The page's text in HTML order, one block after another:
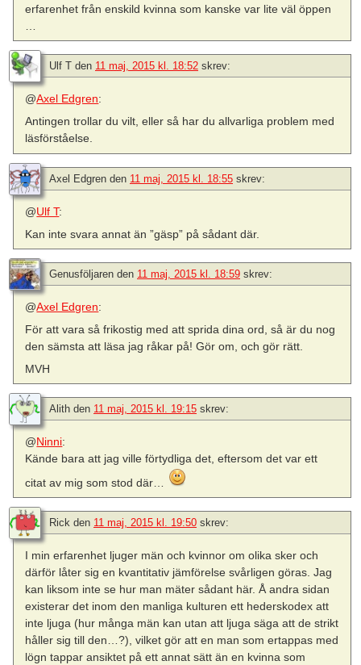
erfarenhet från enskild kvinna som kanske var lite väl öppen
Ulf T den 11 maj, 2015 kl. 18:52 skrev:
@Axel Edgren:
Antingen trollar du vilt, eller så har du allvarliga problem med
läsförståelse.
Axel Edgren den 11 maj, 2015 kl. 18:55 skrev:
@Ulf T:
Kan inte svara annat än ”gäsp” på sådant där.
Genusföljaren den 11 maj, 2015 kl. 18:59 skrev:
@Axel Edgren:
För att vara så frikostig med att sprida dina ord, så är du nog
den sämsta att läsa jag råkar på! Gör om, och gör rätt.
MVH
Alith den 11 maj, 2015 kl. 19:15 skrev:
@Ninni:
Kände bara att jag ville förtydliga det, eftersom det var ett
citat av mig som stod där…
Rick den 11 maj, 2015 kl. 19:50 skrev:
I min erfarenhet ljuger män och kvinnor om olika sker och
därför låter sig en kvantitativ jämförelse svårligen göras. Jag
kan liksom inte se hur man mäter sådant här. Å andra sidan
existerar det inom den manliga kulturen ett hederskodex att
inte ljuga (hur många män kan utan att ljuga säga att de strikt
håller sig till den…?), vilket gör att en man som ertappas med
lögn tappar ansiktet på ett annat sätt än en kvinna som